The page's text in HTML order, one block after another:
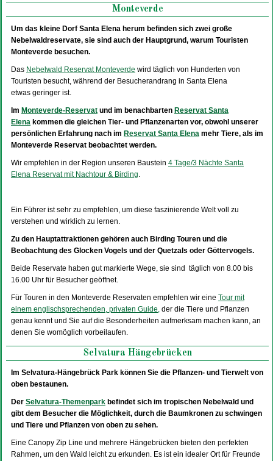
Monteverde
Um das kleine Dorf Santa Elena herum befinden sich zwei große
Nebelwaldreservate, sie sind auch der Hauptgrund, warum Touristen
Monteverde besuchen.
Das Nebelwald Reservat Monteverde wird täglich von Hunderten von
Touristen besucht, während der Besucherandrang in Santa Elena
etwas geringer ist.
Im Monteverde-Reservat und im benachbarten Reservat Santa
Elena kommen die gleichen Tier- und Pflanzenarten vor, obwohl unserer
persönlichen Erfahrung nach im Reservat Santa Elena mehr Tiere, als im
Monteverde Reservat beobachtet werden.
Wir empfehlen in der Region unseren Baustein 4 Tage/3 Nächte Santa
Elena Reservat mit Nachtour & Birding.
Ein Führer ist sehr zu empfehlen, um diese faszinierende Welt voll zu
verstehen und wirklich zu lernen.
Zu den Hauptattraktionen gehören auch Birding Touren und die
Beobachtung des Glocken Vogels und der Quetzals oder Göttervogels.
Beide Reservate haben gut markierte Wege, sie sind täglich von 8.00 bis
16.00 Uhr für Besucher geöffnet.
Für Touren in den Monteverde Reservaten empfehlen wir eine Tour mit
einem englischsprechenden, privaten Guide, der die Tiere und Pflanzen
genau kennt und Sie auf die Besonderheiten aufmerksam machen kann, an
denen Sie womöglich vorbeilaufen.
Selvatura Hängebrücken
Im Selvatura-Hängebrück Park können Sie die Pflanzen- und Tierwelt von
oben bestaunen.
Der Selvatura-Themenpark befindet sich im tropischen Nebelwald und
gibt dem Besucher die Möglichkeit, durch die Baumkronen zu schwingen
und Tiere und Pflanzen von oben zu sehen.
Eine Canopy Zip Line und mehrere Hängebrücken bieten den perfekten
Rahmen, um den Wald leicht zu erkunden. Es ist ein idealer Ort für Freunde